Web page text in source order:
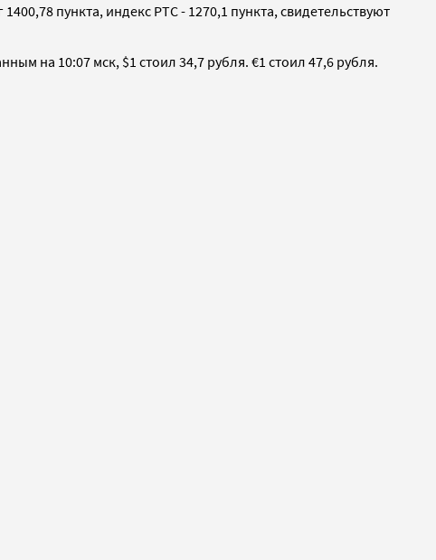
пункта, индекс РТС - 1270,1 пункта, свидетельствуют
на 10:07 мск, $1 стоил 34,7 рубля. €1 стоил 47,6 рубля.